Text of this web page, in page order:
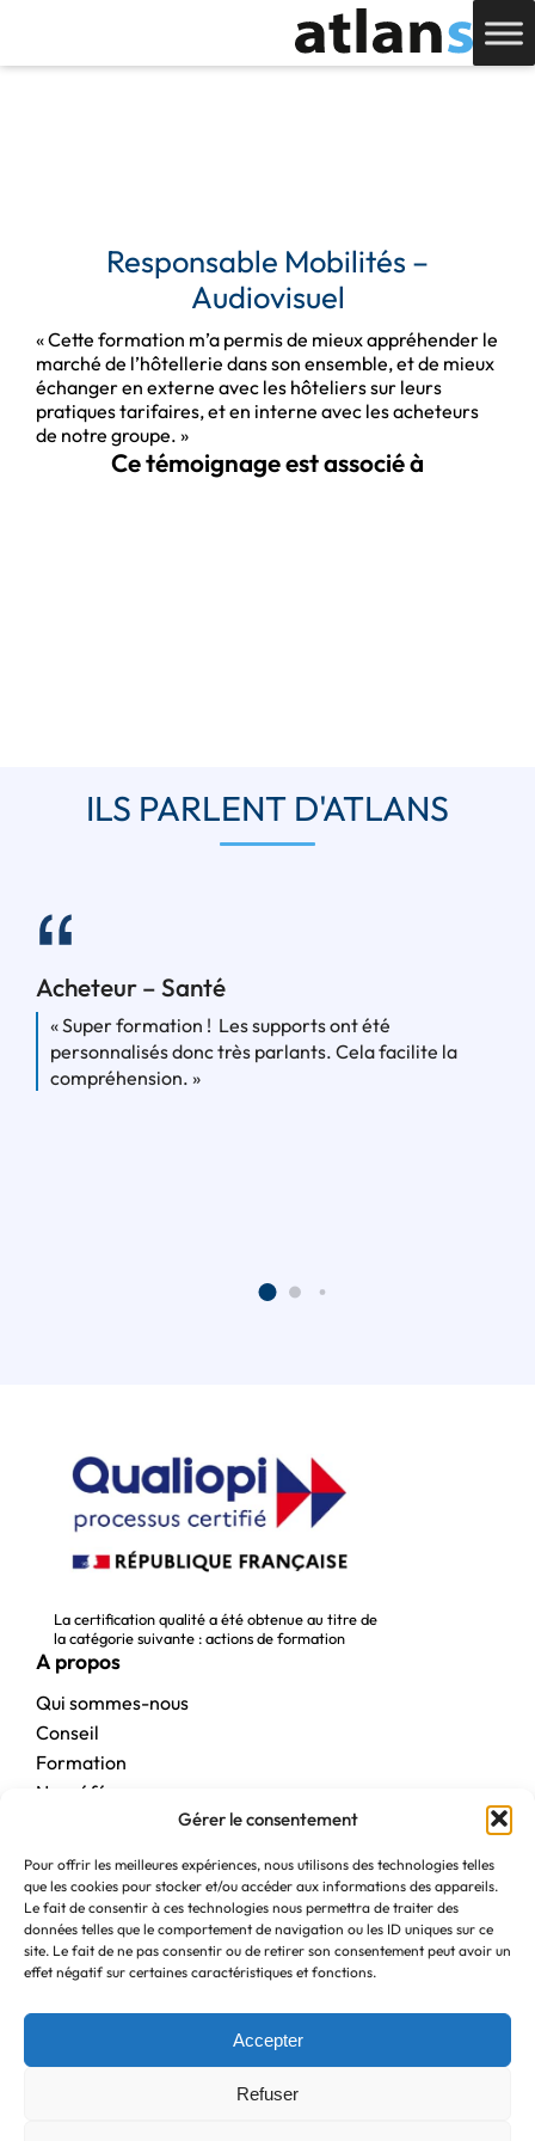
Gérer le consentement
Pour offrir les meilleures expériences, nous utilisons des technologies telles
que les cookies pour stocker et/ou accéder aux informations des appareils.
Le fait de consentir à ces technologies nous permettra de traiter des
données telles que le comportement de navigation ou les ID uniques sur ce
site. Le fait de ne pas consentir ou de retirer son consentement peut avoir un
effet négatif sur certaines caractéristiques et fonctions.
Accepter
Refuser
Responsable Mobilités –
Audiovisuel
« Cette formation m’a permis de mieux appréhender le
marché de l’hôtellerie dans son ensemble, et de mieux
échanger en externe avec les hôteliers sur leurs
pratiques tarifaires, et en interne avec les acheteurs
de notre groupe. »
Ce témoignage est associé à
ILS PARLENT D'ATLANS
Acheteur – Santé
« Super formation ! Les supports ont été
personnalisés donc très parlants. Cela facilite la
compréhension. »
La certification qualité a été obtenue au titre de
la catégorie suivante : actions de formation
A propos
Qui sommes-nous
Conseil
Formation
Nos références
En pratique
Foire aux questions
Règlement intérieur
Contact
Se préinscrire à une formation
Politique de confidentialité